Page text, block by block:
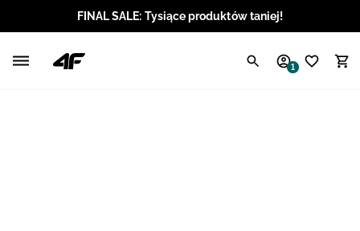
FINAL SALE: Tysiące produktów taniej!
1